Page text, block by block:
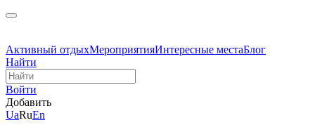
Активный отдыхМероприятияИнтересные местаБлог
Найти
Войти
Добавить
UaRuEn